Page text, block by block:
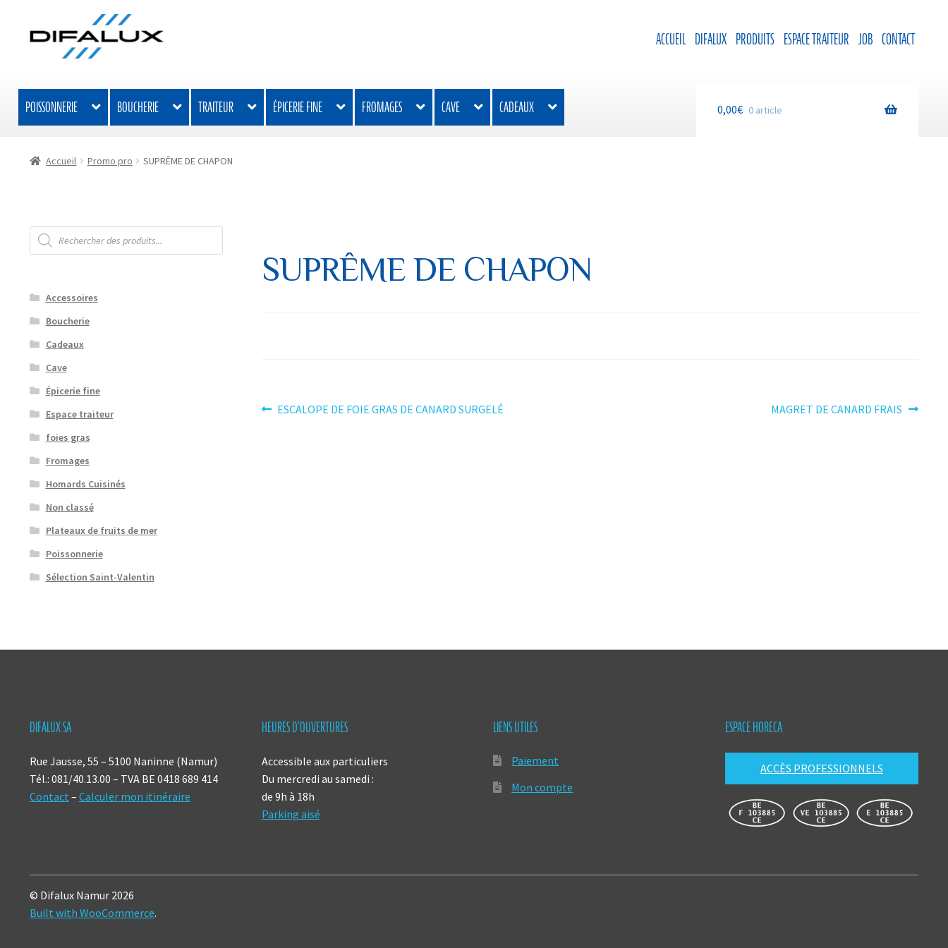
à
au
contenu
ACCUEIL DIFALUX PRODUITS ESPACE TRAITEUR JOB CONTACT
POISSONNERIE BOUCHERIE TRAITEUR ÉPICERIE FINE FROMAGES CAVE CADEAUX 0,00€ 0 article
Accueil Promo pro SUPRÊME DE CHAPON
SUPRÊME DE CHAPON
Navigation
Article
ESCALOPE DE FOIE GRAS DE CANARD SURGELÉ
Article
MAGRET DE CANARD FRAIS
Recherche
de
produits
Accessoires
Boucherie
Cadeaux
Cave
Épicerie fine
Espace traiteur
foies gras
Fromages
Homards Cuisinés
Non classé
Plateaux de fruits de mer
Poissonnerie
Sélection Saint-Valentin
DIFALUX SA
Rue Jausse, 55 – 5100 Naninne (Namur)
Tél.: 081/40.13.00 – TVA BE 0418 689 414
Contact – Calculer mon itinéraire
HEURES D’OUVERTURES
Accessible aux particuliers
Du mercredi au samedi :
de 9h à 18h
Parking aisé
LIENS UTILES
Paiement
Mon compte
ESPACE HORECA
ACCÈS PROFESSIONNELS
© Difalux Namur 2026
Built with WooCommerce.